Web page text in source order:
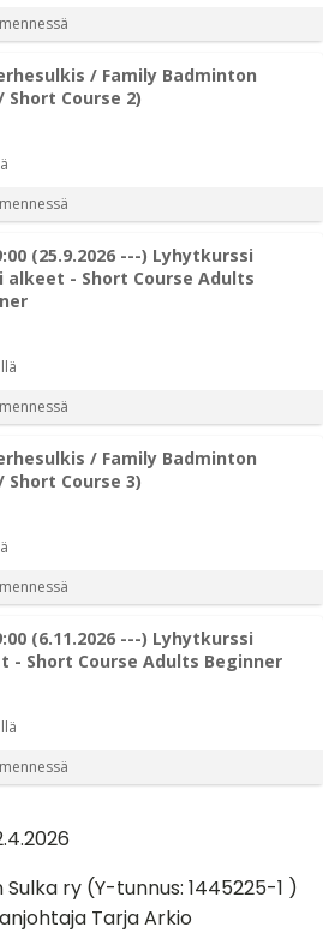
ry (Y-tunnus: 1445225-1 )
Tarja Arkio